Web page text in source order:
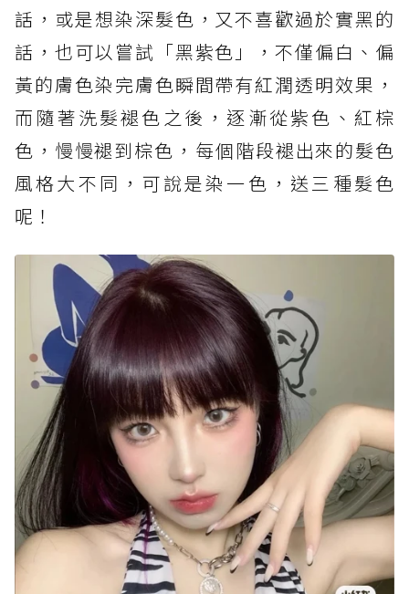
話，或是想染深髮色，又不喜歡過於實黑的
話，也可以嘗試「黑紫色」，不僅偏白、偏
黃的膚色染完膚色瞬間帶有紅潤透明效果，
而隨著洗髮褪色之後，逐漸從紫色、紅棕
色，慢慢褪到棕色，每個階段褪出來的髮色
風格大不同，可說是染一色，送三種髮色
呢！